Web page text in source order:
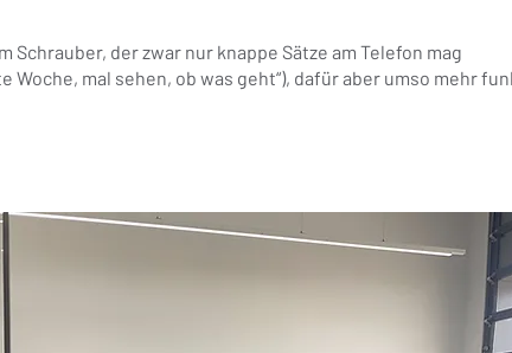
Schrauber, der zwar nur knappe Sätze am Telefon mag
Woche, mal sehen, ob was geht“), dafür aber umso mehr